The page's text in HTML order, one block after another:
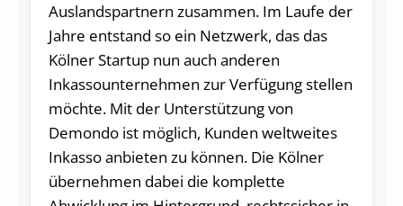
Auslandspartnern zusammen. Im Laufe der
Jahre entstand so ein Netzwerk, das das
Kölner Startup nun auch anderen
Inkassounternehmen zur Verfügung stellen
möchte. Mit der Unterstützung von
Demondo ist möglich, Kunden weltweites
Inkasso anbieten zu können. Die Kölner
übernehmen dabei die komplette